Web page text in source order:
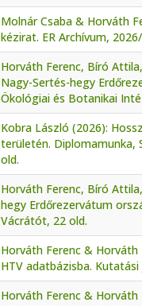
Molnár Csaba & Horváth
kézirat. ER Archívum,
Horváth Ferenc, Bíró
Nagy-Sertés-hegy
Ökológiai és Botanikai
Kobra László (2026):
területén. Diplomamunka,
old.
Horváth Ferenc, Bíró
hegy Erdőrezervátum
Vácrátót, 22 old.
Horváth Ferenc & Horváth
HTV adatbázisba.
Horváth Ferenc & Horváth